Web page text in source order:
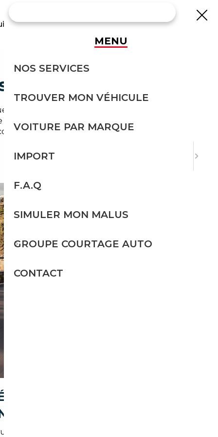
navetteurs vers Paris et actifs de Cergy-
et sécurité administrative.
POUR ACHETER UNE
apporte :
MENU
NOS SERVICES
TROUVER MON VÉHICULE
VOITURE PAR MARQUE
IMPORT
F.A.Q
SIMULER MON MALUS
GROUPE COURTAGE AUTO
CONTACT